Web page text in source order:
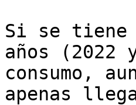
Si se tiene
años (2022
consumo,
apenas